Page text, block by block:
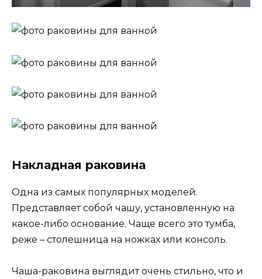
Накладная раковина
Одна из самых популярных моделей.
Представляет собой чашу, установленную на
какое-либо основание. Чаще всего это тумба,
реже – столешница на ножках или консоль.
Чаша-раковина выглядит очень стильно, что и